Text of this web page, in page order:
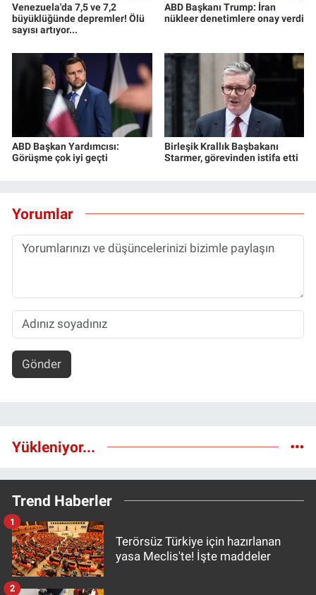
Venezuela'da 7,5 ve 7,2
büyüklüğünde depremler! Ölü
sayısı artıyor...
ABD Başkanı Trump: İran
nükleer denetimlere onay verdi
ABD Başkan Yardımcısı:
Görüşme çok iyi geçti
Birleşik Krallık Başbakanı
Starmer, görevinden istifa etti
Yorumlar
Gönder
Yükleniyor...
Trend Haberler
Terörsüz Türkiye için hazırlanan
yasa Meclis'te! İşte maddeler
1
2